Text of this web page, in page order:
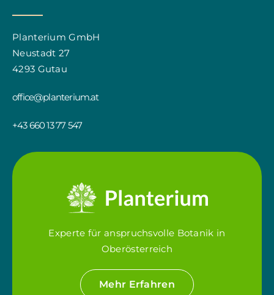
Planterium GmbH
Neustadt 27
4293 Gutau
office@planterium.at
+43 660 13 77 547
Experte für anspruchsvolle Botanik in
Oberösterreich
Mehr Erfahren